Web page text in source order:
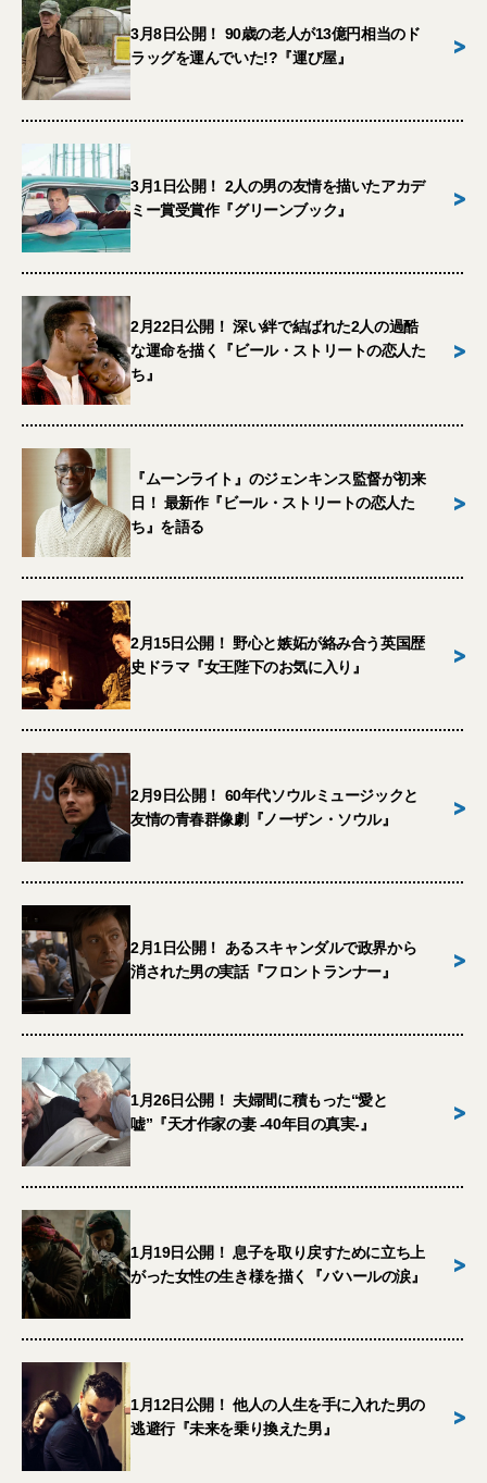
3月8日公開！ 90歳の老人が13億円相当のド
ラッグを運んでいた!?『運び屋』
>
3月1日公開！ 2人の男の友情を描いたアカデ
ミー賞受賞作『グリーンブック』
>
2月22日公開！ 深い絆で結ばれた2人の過酷
な運命を描く『ビール・ストリートの恋人た
ち』
>
『ムーンライト』のジェンキンス監督が初来
日！ 最新作『ビール・ストリートの恋人た
ち』を語る
>
2月15日公開！ 野心と嫉妬が絡み合う英国歴
史ドラマ『女王陛下のお気に入り』
>
2月9日公開！ 60年代ソウルミュージックと
友情の青春群像劇『ノーザン・ソウル』
>
2月1日公開！ あるスキャンダルで政界から
消された男の実話『フロントランナー』
>
1月26日公開！ 夫婦間に積もった“愛と
嘘”『天才作家の妻 -40年目の真実-』
>
1月19日公開！ 息子を取り戻すために立ち上
がった女性の生き様を描く『バハールの涙』
>
1月12日公開！ 他人の人生を手に入れた男の
逃避行『未来を乗り換えた男』
>